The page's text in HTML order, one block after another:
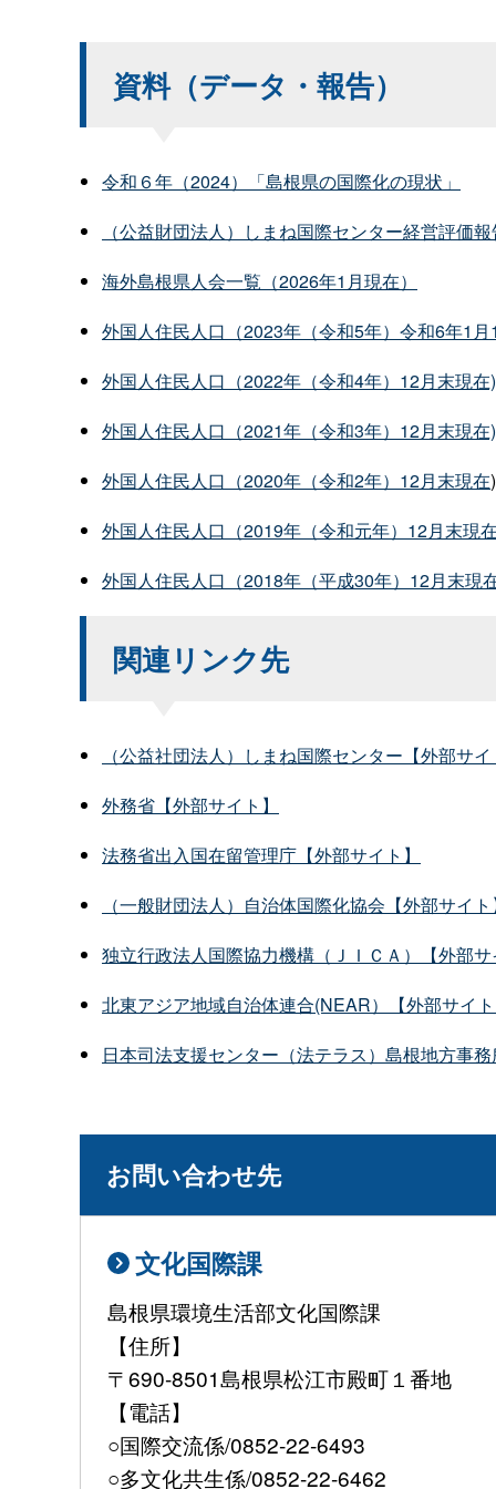
資料（データ・報告）
令和６年（2024）「島根県の国際化の現状」
（公益財団法人）しまね国際センター経営評価
海外島根県人会一覧（2026年1月現在）
外国人住民人口（2023年（令和5年）令和6年1月
外国人住民人口（2022年（令和4年）12月末現在)
外国人住民人口（2021年（令和3年）12月末現在)
外国人住民人口（2020年（令和2年）12月末現在)
外国人住民人口（2019年（令和元年）12月末現在
外国人住民人口（2018年（平成30年）12月末現
関連リンク先
（公益社団法人）しまね国際センター【外部サイ
外務省【外部サイト】
法務省出入国在留管理庁【外部サイト】
（一般財団法人）自治体国際化協会【外部サイト
独立行政法人国際協力機構（ＪＩＣＡ）【外部サ
北東アジア地域自治体連合(NEAR）【外部サイト
日本司法支援センター（法テラス）島根地方事務
お問い合わせ先
文化国際課
島根県環境生活部文化国際課
【住所】
〒690-8501島根県松江市殿町１番地
【電話】
○国際交流係/0852-22-6493
○多文化共生係/0852-22-6462